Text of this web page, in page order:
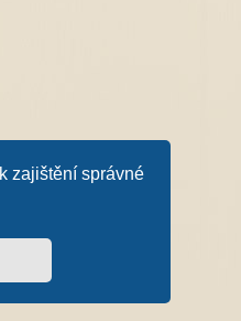
zajištění správné